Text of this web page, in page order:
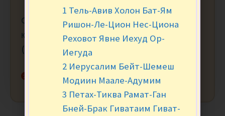
Свиные рёбрышки с большим
количеством мяса. Мин заказ от 300 гр.
(3)
Нет в наличии
1 Тель-Авив Холон Бат-Ям
Ришон-Ле-Цион Нес-Циона
Реховот Явне Иехуд Ор-
Иегуда
2 Иерусалим Бейт-Шемеш
Модиин Маале-Адумим
3 Петах-Тиква Рамат-Ган
Бней-Брак Гиватаим Гиват-